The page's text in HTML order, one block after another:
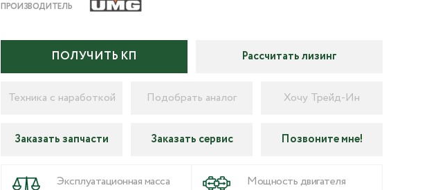
ПРОИЗВОДИТЕЛЬ
ПОЛУЧИТЬ КП Рассчитать лизинг
Техника с наработкой Подобрать аналог Хочу Трейд-Ин
Заказать запчасти Заказать сервис Позвоните мне!
Эксплуатационная масса
Мощность двигателя